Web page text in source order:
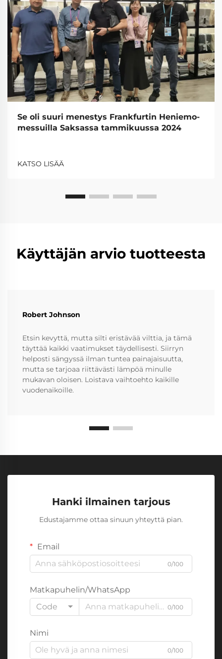
Se oli suuri menestys Frankfurtin Heniemo-
messuilla Saksassa tammikuussa 2024
KATSO LISÄÄ
Käyttäjän arvio tuotteesta
Robert Johnson
Etsin kevyttä, mutta silti eristävää vilttia, ja tämä
täyttää kaikki vaatimukset täydellisesti. Siirryn
helposti sängyssä ilman tuntea painajaisuutta,
mutta se tarjoaa riittävästi lämpöä minulle
mukavan oloisen. Loistava vaihtoehto kaikille
vuodenaikoille.
Hanki ilmainen tarjous
Edustajamme ottaa sinuun yhteyttä pian.
Email
0/100
Matkapuhelin/WhatsApp
Code
0/100
Nimi
0/100